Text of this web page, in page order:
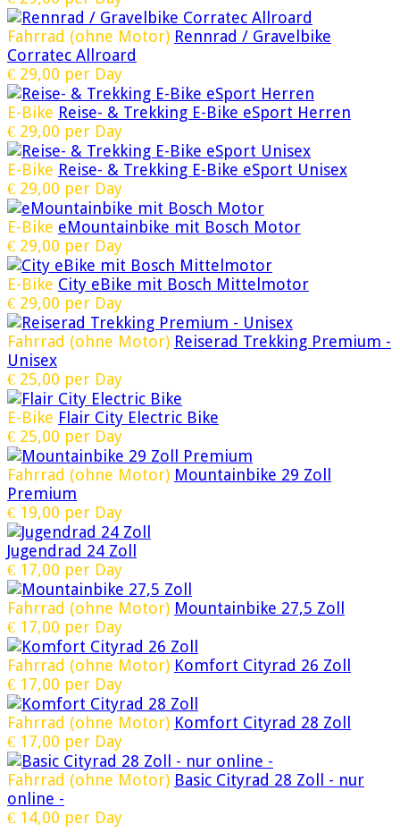
Fahrrad (ohne Motor) Rennrad / Gravelbike
Corratec Allroard
€ 29,00 per Day
E-Bike Reise- & Trekking E-Bike eSport Herren
€ 29,00 per Day
E-Bike Reise- & Trekking E-Bike eSport Unisex
€ 29,00 per Day
E-Bike eMountainbike mit Bosch Motor
€ 29,00 per Day
E-Bike City eBike mit Bosch Mittelmotor
€ 29,00 per Day
Fahrrad (ohne Motor) Reiserad Trekking Premium -
Unisex
€ 25,00 per Day
E-Bike Flair City Electric Bike
€ 25,00 per Day
Fahrrad (ohne Motor) Mountainbike 29 Zoll
Premium
€ 19,00 per Day
Jugendrad 24 Zoll
€ 17,00 per Day
Fahrrad (ohne Motor) Mountainbike 27,5 Zoll
€ 17,00 per Day
Fahrrad (ohne Motor) Komfort Cityrad 26 Zoll
€ 17,00 per Day
Fahrrad (ohne Motor) Komfort Cityrad 28 Zoll
€ 17,00 per Day
Fahrrad (ohne Motor) Basic Cityrad 28 Zoll - nur
online -
€ 14,00 per Day